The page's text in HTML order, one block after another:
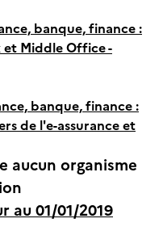
banque, finance :
Middle Office -
banque, finance :
de l'e-assurance et
aucun organisme
au 01/01/2019